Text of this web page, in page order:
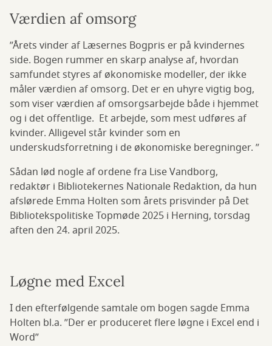
Værdien af omsorg
”Årets vinder af Læsernes Bogpris er på kvindernes
side. Bogen rummer en skarp analyse af, hvordan
samfundet styres af økonomiske modeller, der ikke
måler værdien af omsorg. Det er en uhyre vigtig bog,
som viser værdien af omsorgsarbejde både i hjemmet
og i det offentlige. Et arbejde, som mest udføres af
kvinder. Alligevel står kvinder som en
underskudsforretning i de økonomiske beregninger. ”
Sådan lød nogle af ordene fra Lise Vandborg,
redaktør i Bibliotekernes Nationale Redaktion, da hun
afslørede Emma Holten som årets prisvinder på Det
Bibliotekspolitiske Topmøde 2025 i Herning, torsdag
aften den 24. april 2025.
Løgne med Excel
I den efterfølgende samtale om bogen sagde Emma
Holten bl.a. ”Der er produceret flere løgne i Excel end i
Word”